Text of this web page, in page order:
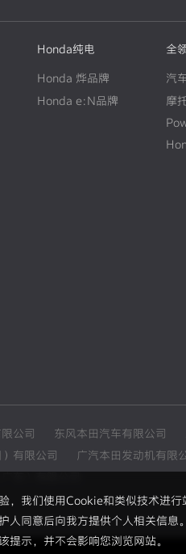
，我们使用Cookie和类似技术进
人同意后向我方提供个人相关信
提示，并不会影响您浏览网站。
Honda纯电
Honda 烨品牌
Honda e:N品牌
全
汽
摩
公司 东风本田汽车有限公司
有限公司
广汽本田发动机有限